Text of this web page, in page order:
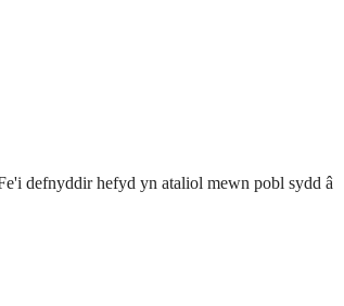
defnyddir hefyd yn ataliol mewn pobl sydd â